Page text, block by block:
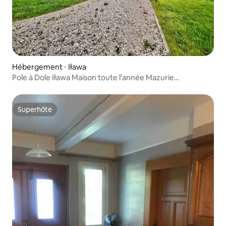
Hébergement ⋅ Iława
Pole à Dole Iława Maison toute l'année Mazurie
Superhôte
Superhôte